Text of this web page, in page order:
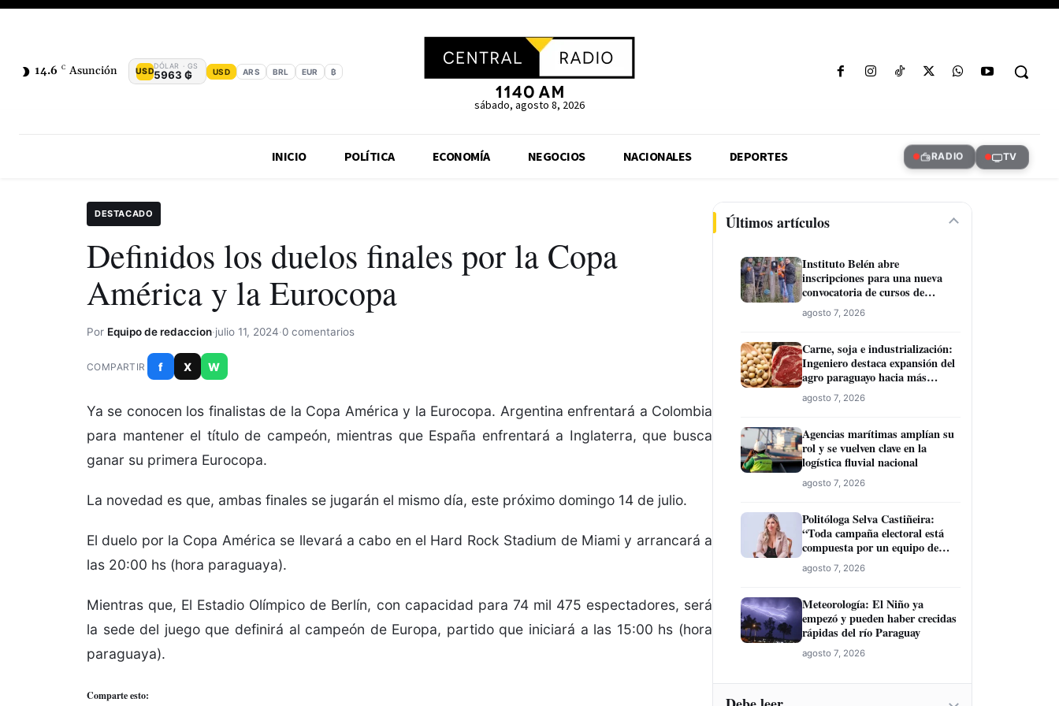
14.6 C Asunción USD
DÓLAR · GS
5963 ₲ USD ARS BRL EUR ₿
sábado, agosto 8, 2026
INICIO POLÍTICA ECONOMÍA NEGOCIOS NACIONALES DEPORTES RADIO TV
DESTACADO
Definidos los duelos finales por la Copa
América y la Eurocopa
Por Equipo de redaccion·julio 11, 2024·0 comentarios
COMPARTIR f X W
Ya se conocen los finalistas de la Copa América y la Eurocopa. Argentina enfrentará a Colombia
para mantener el título de campeón, mientras que España enfrentará a Inglaterra, que busca
ganar su primera Eurocopa.
La novedad es que, ambas finales se jugarán el mismo día, este próximo domingo 14 de julio.
El duelo por la Copa América se llevará a cabo en el Hard Rock Stadium de Miami y arrancará a
las 20:00 hs (hora paraguaya).
Mientras que, El Estadio Olímpico de Berlín, con capacidad para 74 mil 475 espectadores, será
la sede del juego que definirá al campeón de Europa, partido que iniciará a las 15:00 hs (hora
paraguaya).
Comparte esto:
Últimos artículos
Instituto Belén abre
inscripciones para una nueva
convocatoria de cursos de
formación laboral en Concepción
agosto 7, 2026
Carne, soja e industrialización:
Ingeniero destaca expansión del
agro paraguayo hacia más
mercados
agosto 7, 2026
Agencias marítimas amplían su
rol y se vuelven clave en la
logística fluvial nacional
agosto 7, 2026
Politóloga Selva Castiñeira:
“Toda campaña electoral está
compuesta por un equipo de
profesionales”
agosto 7, 2026
Meteorología: El Niño ya
empezó y pueden haber crecidas
rápidas del río Paraguay
agosto 7, 2026